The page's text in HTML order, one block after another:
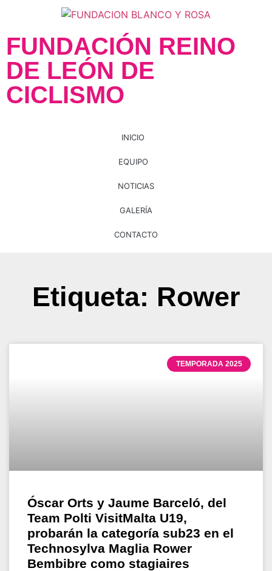
FUNDACIÓN REINO
DE LEÓN DE
CICLISMO
INICIO
EQUIPO
NOTICIAS
GALERÍA
CONTACTO
Etiqueta: Rower
TEMPORADA 2025
Óscar Orts y Jaume Barceló, del
Team Polti VisitMalta U19,
probarán la categoría sub23 en el
Technosylva Maglia Rower
Bembibre como stagiaires